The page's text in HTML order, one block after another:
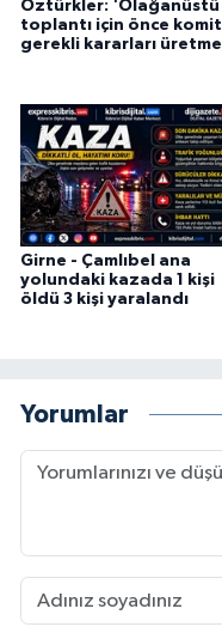
Öztürkler: 'Olağanüstü
toplantı için önce
gerekli kararları
Girne - Çamlıbel ana
yolundaki kazada 1 kişi
öldü 3 kişi yaralandı
Yorumlar